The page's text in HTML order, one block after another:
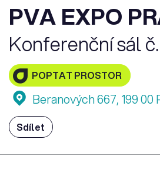
PVA EXPO
Konferenční sál
POPTAT PROSTOR
Beranových 667, 199 00
Sdílet